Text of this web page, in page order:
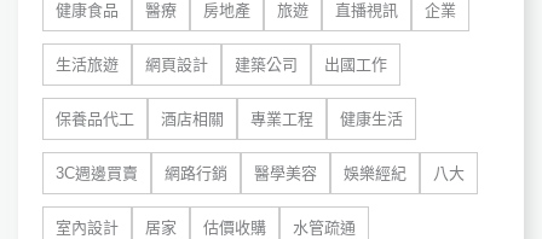
健康食品 醫療 房地產 旅遊 直播視訊 企業
生活旅遊 網頁設計 建築公司 出國工作
保養品代工 酒店相關 專業工程 健康生活
3C週邊買賣 網路行銷 醫學美容 娛樂經紀 八大
室內設計 居家 估價收購 水管疏通